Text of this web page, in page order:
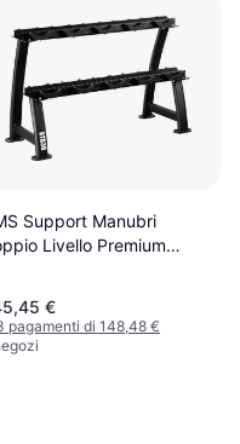
Support Manubri
Livello Premium
€
pagamenti di 148,48 €